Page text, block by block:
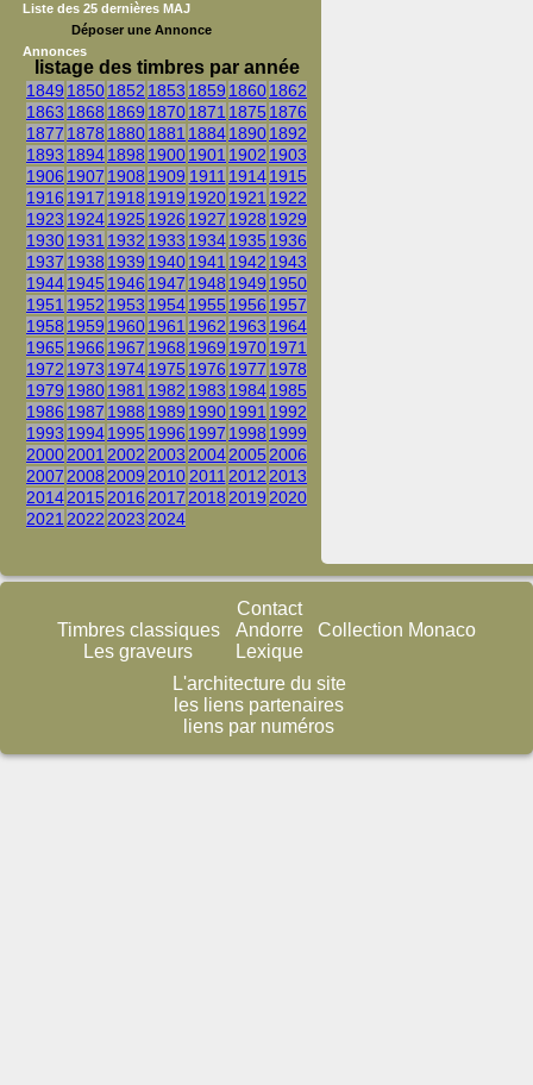
Liste des 25 dernières MAJ
Déposer une Annonce
Annonces
listage des timbres par année
1849 18501852 1853 1859 18601862
1863 1868 1869 18701871 1875 1876
1877 1878 18801881 188418901892
1893 18941898 19001901 1902 1903
1906 1907 1908 1909 1911 19141915
1916 1917 1918 1919 19201921 1922
1923 19241925 1926 1927 1928 1929
19301931 1932 1933 19341935 1936
1937 1938 1939 19401941 1942 1943
19441945 1946 1947 1948 1949 1950
1951 1952 1953 19541955 1956 1957
1958 1959 19601961 1962 1963 1964
1965 1966 1967 1968 1969 19701971
1972 1973 19741975 1976 1977 1978
1979 19801981 1982 1983 19841985
1986 1987 1988 1989 19901991 1992
1993 19941995 1996 1997 1998 1999
2000200120022003200420052006
2007200820092010201120122013
2014201520162017201820192020
2021202220232024
Timbres classiques
Les graveurs
Contact
Andorre
Lexique
Collection Monaco
L'architecture du site
les liens partenaires
liens par numéros